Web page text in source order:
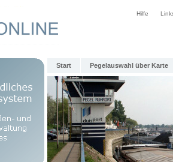
Hilfe
Start Pegelauswahl über Karte